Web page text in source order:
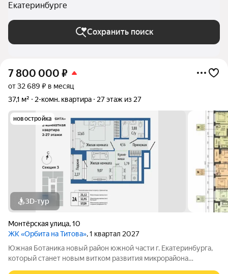
Екатеринбурге
Сохранить поиск
7 800 000 ₽
от 32 689 ₽ в месяц
37,1 м²
2-комн. квартира 27 этаж из 27
новостройка
3D-тур
Монтёрская улица,10
ЖК «Орбита на Титова», 1 квартал 2027
Южная Ботаника новый район южной части г. Екатеринбурга,
который станет новым витком развития микрорайона